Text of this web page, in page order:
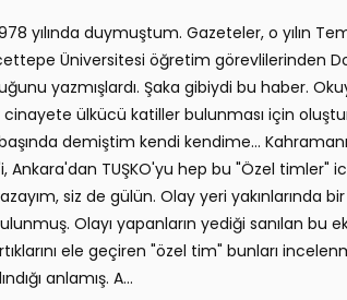
1978 yılında duymuştum. Gazeteler, o yılın
Üniversitesi öğretim görevlilerinden
yazmışlardı. Şaka gibiydi bu haber.
ülkücü katiller bulunması için
demiştim kendi kendime...
Ankara'dan TUŞKO'yu hep bu "Özel timler"
siz de gülün. Olay yeri yakınlarında
Olayı yapanların yediği sanılan bu
ele geçiren "özel tim" bunları
anlamış. A...